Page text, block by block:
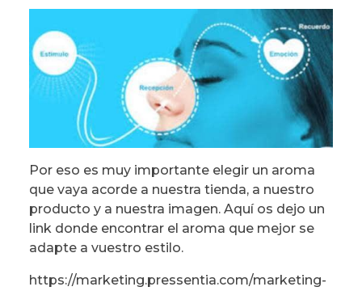
Por eso es muy importante elegir un aroma
que vaya acorde a nuestra tienda, a nuestro
producto y a nuestra imagen. Aquí os dejo un
link donde encontrar el aroma que mejor se
adapte a vuestro estilo.
https://marketing.pressentia.com/marketing-